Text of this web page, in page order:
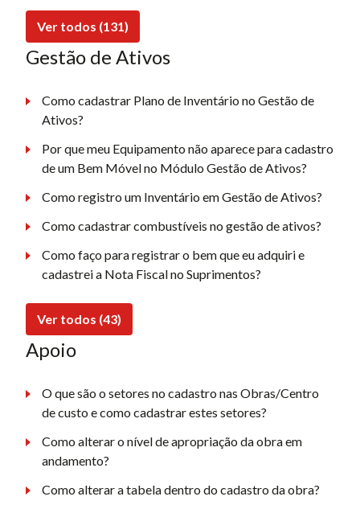
Ver todos (131)
Gestão de Ativos
Como cadastrar Plano de Inventário no Gestão de
Ativos?
Por que meu Equipamento não aparece para cadastro
de um Bem Móvel no Módulo Gestão de Ativos?
Como registro um Inventário em Gestão de Ativos?
Como cadastrar combustíveis no gestão de ativos?
Como faço para registrar o bem que eu adquiri e
cadastrei a Nota Fiscal no Suprimentos?
Ver todos (43)
Apoio
O que são o setores no cadastro nas Obras/Centro
de custo e como cadastrar estes setores?
Como alterar o nível de apropriação da obra em
andamento?
Como alterar a tabela dentro do cadastro da obra?